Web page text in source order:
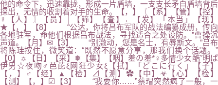
他的命令下，迅速靠拢，形成一片盾墙，一支支长矛自盾墙背后
探出，无情的收割着对手的生命。【，】〖【系】【管】【控】
☿【人】〗【员】│【筛】【查】←【发】「本当」【现】
★【，】【8】 “公达，你将吕布军队的战法编纂成册，传向
各地驻军，命他们根据吕布战法，寻找适合之处设防。”曹操沉
声道。【月】✉【3】 “别激动，您是名士，有辱斯文。”吕布
将陈珪按住，微笑道：“既然不愿意分享，那我们换个话题。”
【0】☼【日】【采】❅【集】【咽】羞の羞*♀多情少女酷ˇ明ぱ
伊男☆夜吻♂芭芘ξ网狂少女ξ【拭】「どこに行く」【子】
【，】♂【经】▲【检】⊿【测】✿【中】☣【心】【检】
【测】【，】☑【3】 “我要你……”蔡瑁突然疯了一般，一